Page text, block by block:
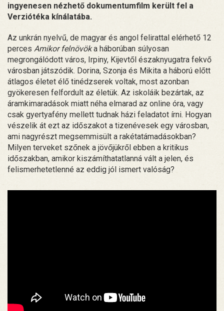
ingyenesen nézhető dokumentumfilm került fel a
Verziótéka kínálatába.
Az unkrán nyelvű, de magyar és angol felirattal elérhető 12
perces Amikor felnövöka háborúban súlyosan
megrongálódott város, Irpiny, Kijevtől északnyugatra fekvő
városban játszódik. Dorina, Szonja és Mikita a háború előtt
átlagos életet élő tinédzserek voltak, most azonban
gyökeresen felfordult az életük. Az iskoláik bezártak, az
áramkimaradások miatt néha elmarad az online óra, vagy
csak gyertyafény mellett tudnak házi feladatot írni. Hogyan
vészelik át ezt az időszakot a tizenévesek egy városban,
ami nagyrészt megsemmisült a rakétatámadásokban?
Milyen terveket szőnek a jövőjükről ebben a kritikus
időszakban, amikor kiszámíthatatlanná vált a jelen, és
felismerhetetlenné az eddig jól ismert valóság?